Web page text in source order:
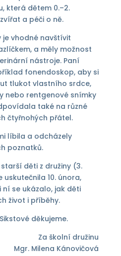
která dětem 0.–2.
a péči o ně.
je vhodné navštívit
a měly možnost
nástroje. Paní
fonendoskop, aby si
tlukot vlastního srdce,
nebo rentgenové snímky
také na různé
čtyřnohých přátel.
líbila a odcházely
poznatků.
děti z družiny (3.
10. února,
ní se ukázalo, jak děti
život i příběhy.
děkujeme.
Za školní družinu
Mgr. Milena Kánovičová